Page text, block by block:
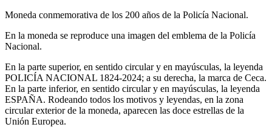
Moneda conmemorativa de los 200 años de la Policía Nacional.
En la moneda se reproduce una imagen del emblema de la Policía
Nacional.
En la parte superior, en sentido circular y en mayúsculas, la leyenda
POLICÍA NACIONAL 1824-2024; a su derecha, la marca de Ceca.
En la parte inferior, en sentido circular y en mayúsculas, la leyenda
ESPAÑA. Rodeando todos los motivos y leyendas, en la zona
circular exterior de la moneda, aparecen las doce estrellas de la
Unión Europea.